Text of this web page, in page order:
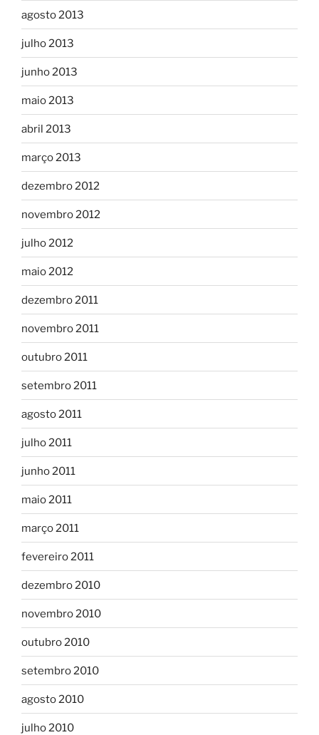
agosto 2013
julho 2013
junho 2013
maio 2013
abril 2013
março 2013
dezembro 2012
novembro 2012
julho 2012
maio 2012
dezembro 2011
novembro 2011
outubro 2011
setembro 2011
agosto 2011
julho 2011
junho 2011
maio 2011
março 2011
fevereiro 2011
dezembro 2010
novembro 2010
outubro 2010
setembro 2010
agosto 2010
julho 2010